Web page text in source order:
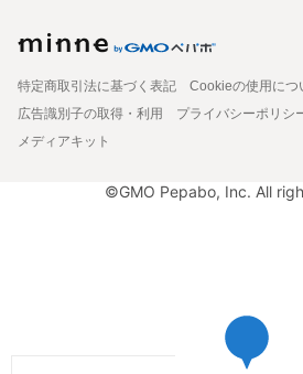
特定商取引法に基づく表記
Cookieの使用につ
広告識別子の取得・利用
プライバシーポリシ
メディアキット
©GMO Pepabo, Inc. All